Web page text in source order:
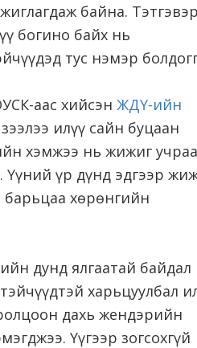
байна.
богино байх нь
тус нэмэр
аас хийсэн ЖДҮ-ийн
илүү сайн буцаан
хэмжээ нь жижиг
Үүний үр дүнд эдгээр
барьцаа хөрөнгийн
дунд ялгаатай байдал
харьцуулбал
дахь жендэрийн
Үүгээр зогсохгүй